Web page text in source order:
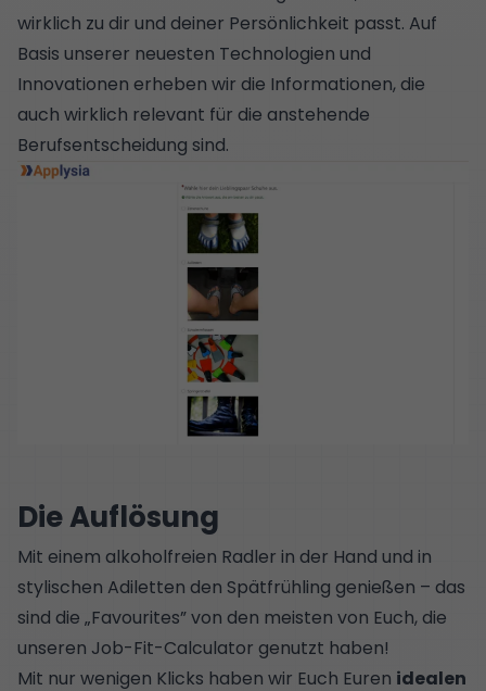
wirklich zu dir und deiner Persönlichkeit passt. Auf
Basis unserer neuesten Technologien und
Innovationen erheben wir die Informationen, die
auch wirklich relevant für die anstehende
Berufsentscheidung sind.
Die Auflösung
Mit einem alkoholfreien Radler in der Hand und in
stylischen Adiletten den Spätfrühling genießen – das
sind die „Favourites” von den meisten von Euch, die
unseren Job-Fit-Calculator genutzt haben!
Mit nur wenigen Klicks haben wir Euch Euren idealen